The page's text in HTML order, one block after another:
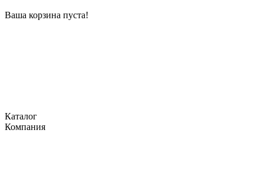
Ваша корзина пуста!
Каталог
Компания